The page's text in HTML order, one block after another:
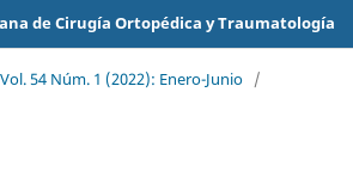
de Cirugía Ortopédica y Traumatología
Vol. 54 Núm. 1 (2022): Enero-Junio /